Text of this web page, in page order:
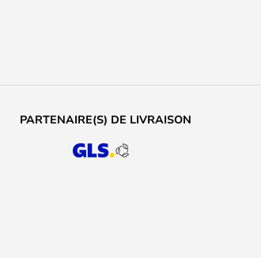
PARTENAIRE(S) DE LIVRAISON